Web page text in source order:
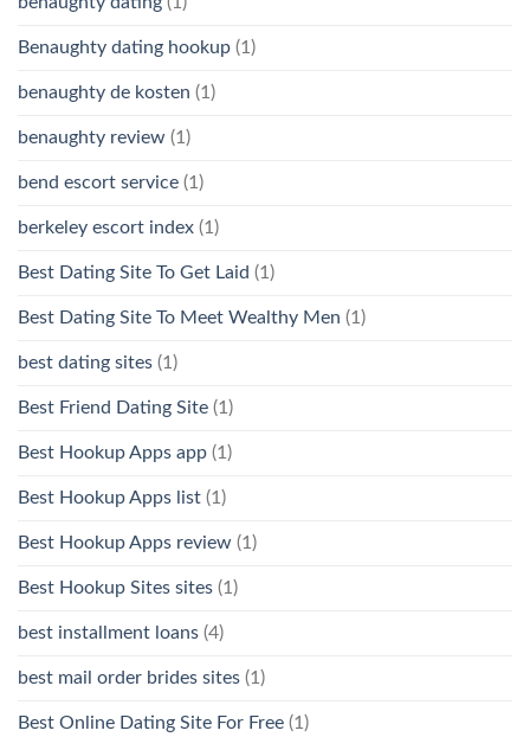
Benaughty dating hookup (1)
benaughty de kosten (1)
benaughty review (1)
bend escort service (1)
berkeley escort index (1)
Best Dating Site To Get Laid (1)
Best Dating Site To Meet Wealthy Men (1)
best dating sites (1)
Best Friend Dating Site (1)
Best Hookup Apps app (1)
Best Hookup Apps list (1)
Best Hookup Apps review (1)
Best Hookup Sites sites (1)
best installment loans (4)
best mail order brides sites (1)
Best Online Dating Site For Free (1)